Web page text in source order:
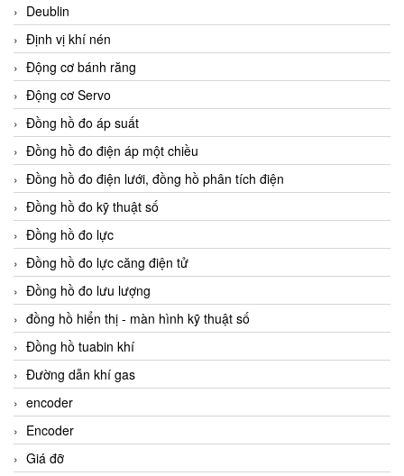
Deublin
Định vị khí nén
Động cơ bánh răng
Động cơ Servo
Đồng hồ đo áp suất
Đồng hồ đo điện áp một chiều
Đồng hồ đo điện lưới, đồng hồ phân tích điện
Đồng hồ đo kỹ thuật số
Đồng hồ đo lực
Đồng hồ đo lực căng điện tử
Đồng hồ đo lưu lượng
đồng hồ hiển thị - màn hình kỹ thuật số
Đồng hồ tuabin khí
Đường dẫn khí gas
encoder
Encoder
Giá đỡ